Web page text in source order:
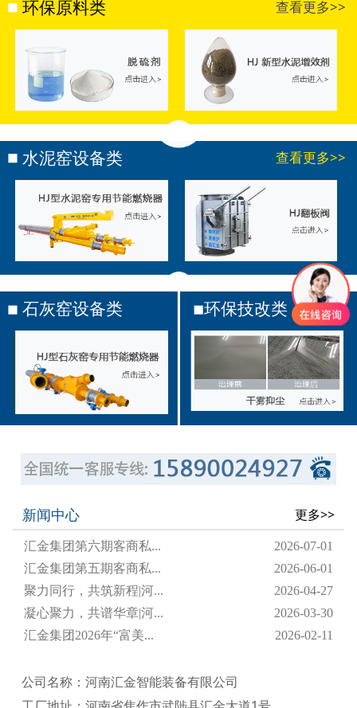
环保原料类 查看更多>>
水泥窑设备类 查看更多>>
石灰窑设备类 环保技改类
新闻中心 更多>>
汇金集团第六期客商私...
2026-07-01
汇金集团第五期客商私...
2026-06-01
聚力同行，共筑新程|河...
2026-04-27
凝心聚力，共谱华章|河...
2026-03-30
汇金集团2026年“富美...
2026-02-11
公司名称：河南汇金智能装备有限公司